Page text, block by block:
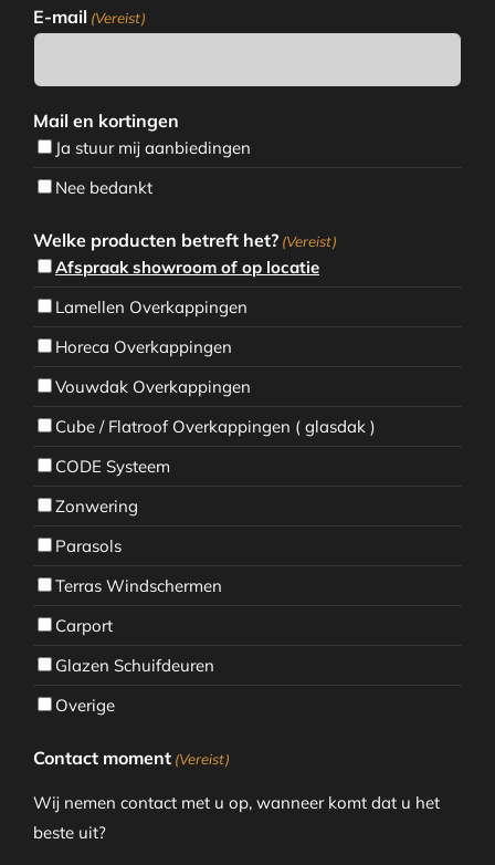
E-mail (Vereist)
Mail en kortingen
Ja stuur mij aanbiedingen
Nee bedankt
Welke producten betreft het? (Vereist)
Afspraak showroom of op locatie
Lamellen Overkappingen
Horeca Overkappingen
Vouwdak Overkappingen
Cube / Flatroof Overkappingen ( glasdak )
CODE Systeem
Zonwering
Parasols
Terras Windschermen
Carport
Glazen Schuifdeuren
Overige
Contact moment (Vereist)
Wij nemen contact met u op, wanneer komt dat u het
beste uit?